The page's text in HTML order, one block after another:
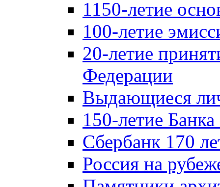
1150-летие
100-летие
20-летие
Федерации
Выдающиеся
150-летие
Сбербанк 170
Россия на